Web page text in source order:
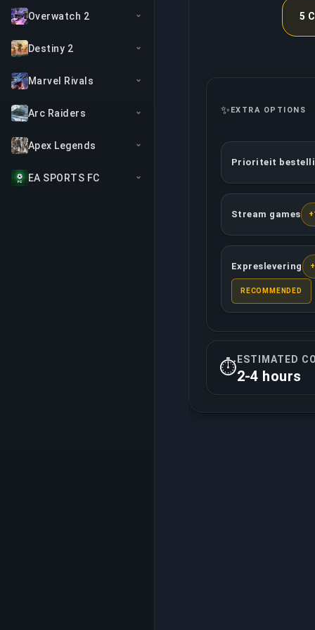
Overwatch 2
Destiny 2
Marvel Rivals
Arc Raiders
Apex Legends
EA SPORTS FC
5
✨ EXTRA OPTIONS
Deze optie
Prioriteit
Jouw
Stream games
Je bestelling
Expreslevering
RECOMMENDED
⏱️ ESTIMATED
2-4 hours